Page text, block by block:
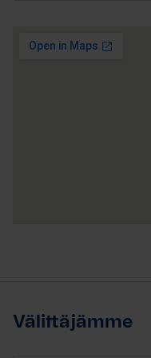
Välittäjämme